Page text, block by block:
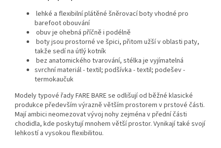
lehké a flexibilní plátěné šněrovací boty vhodné pro
barefoot obouvání
obuv je ohebná příčně i podélně
boty jsou prostorné ve špici, přitom užší v oblasti paty,
takže sedí na útlý kotník
bez anatomického tvarování, stélka je vyjímatelná
svrchní materiál - textil; podšívka - textil; podešev -
termokaučuk
Modely typové řady FARE BARE se odlišují od běžné klasické
produkce především výrazně větším prostorem v prstové části.
Mají ambici neomezovat vývoj nohy zejména v přední části
chodidla, kde poskytují mnohem větší prostor. Vynikají také svojí
lehkostí a vysokou flexibilitou.